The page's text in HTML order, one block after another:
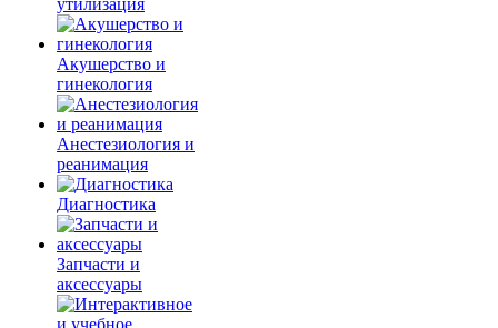
утилизация
Акушерство и
гинекология
Анестезиология и
реанимация
Диагностика
Запчасти и
аксессуары